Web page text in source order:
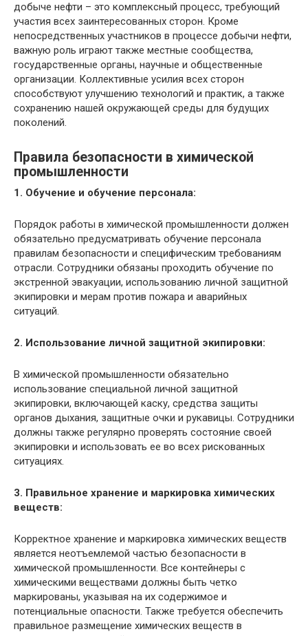
добыче нефти – это комплексный процесс, требующий
участия всех заинтересованных сторон. Кроме
непосредственных участников в процессе добычи нефти,
важную роль играют также местные сообщества,
государственные органы, научные и общественные
организации. Коллективные усилия всех сторон
способствуют улучшению технологий и практик, а также
сохранению нашей окружающей среды для будущих
поколений.
Правила безопасности в химической
промышленности
1. Обучение и обучение персонала:
Порядок работы в химической промышленности должен
обязательно предусматривать обучение персонала
правилам безопасности и специфическим требованиям
отрасли. Сотрудники обязаны проходить обучение по
экстренной эвакуации, использованию личной защитной
экипировки и мерам против пожара и аварийных
ситуаций.
2. Использование личной защитной экипировки:
В химической промышленности обязательно
использование специальной личной защитной
экипировки, включающей каску, средства защиты
органов дыхания, защитные очки и рукавицы. Сотрудники
должны также регулярно проверять состояние своей
экипировки и использовать ее во всех рискованных
ситуациях.
3. Правильное хранение и маркировка химических
веществ:
Корректное хранение и маркировка химических веществ
является неотъемлемой частью безопасности в
химической промышленности. Все контейнеры с
химическими веществами должны быть четко
маркированы, указывая на их содержимое и
потенциальные опасности. Также требуется обеспечить
правильное размещение химических веществ в